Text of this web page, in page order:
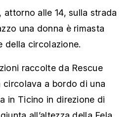
attorno alle 14, sulla strada
una donna è rimasta
della circolazione.
raccolte da Rescue
circolava a bordo di una
in Ticino in direzione di